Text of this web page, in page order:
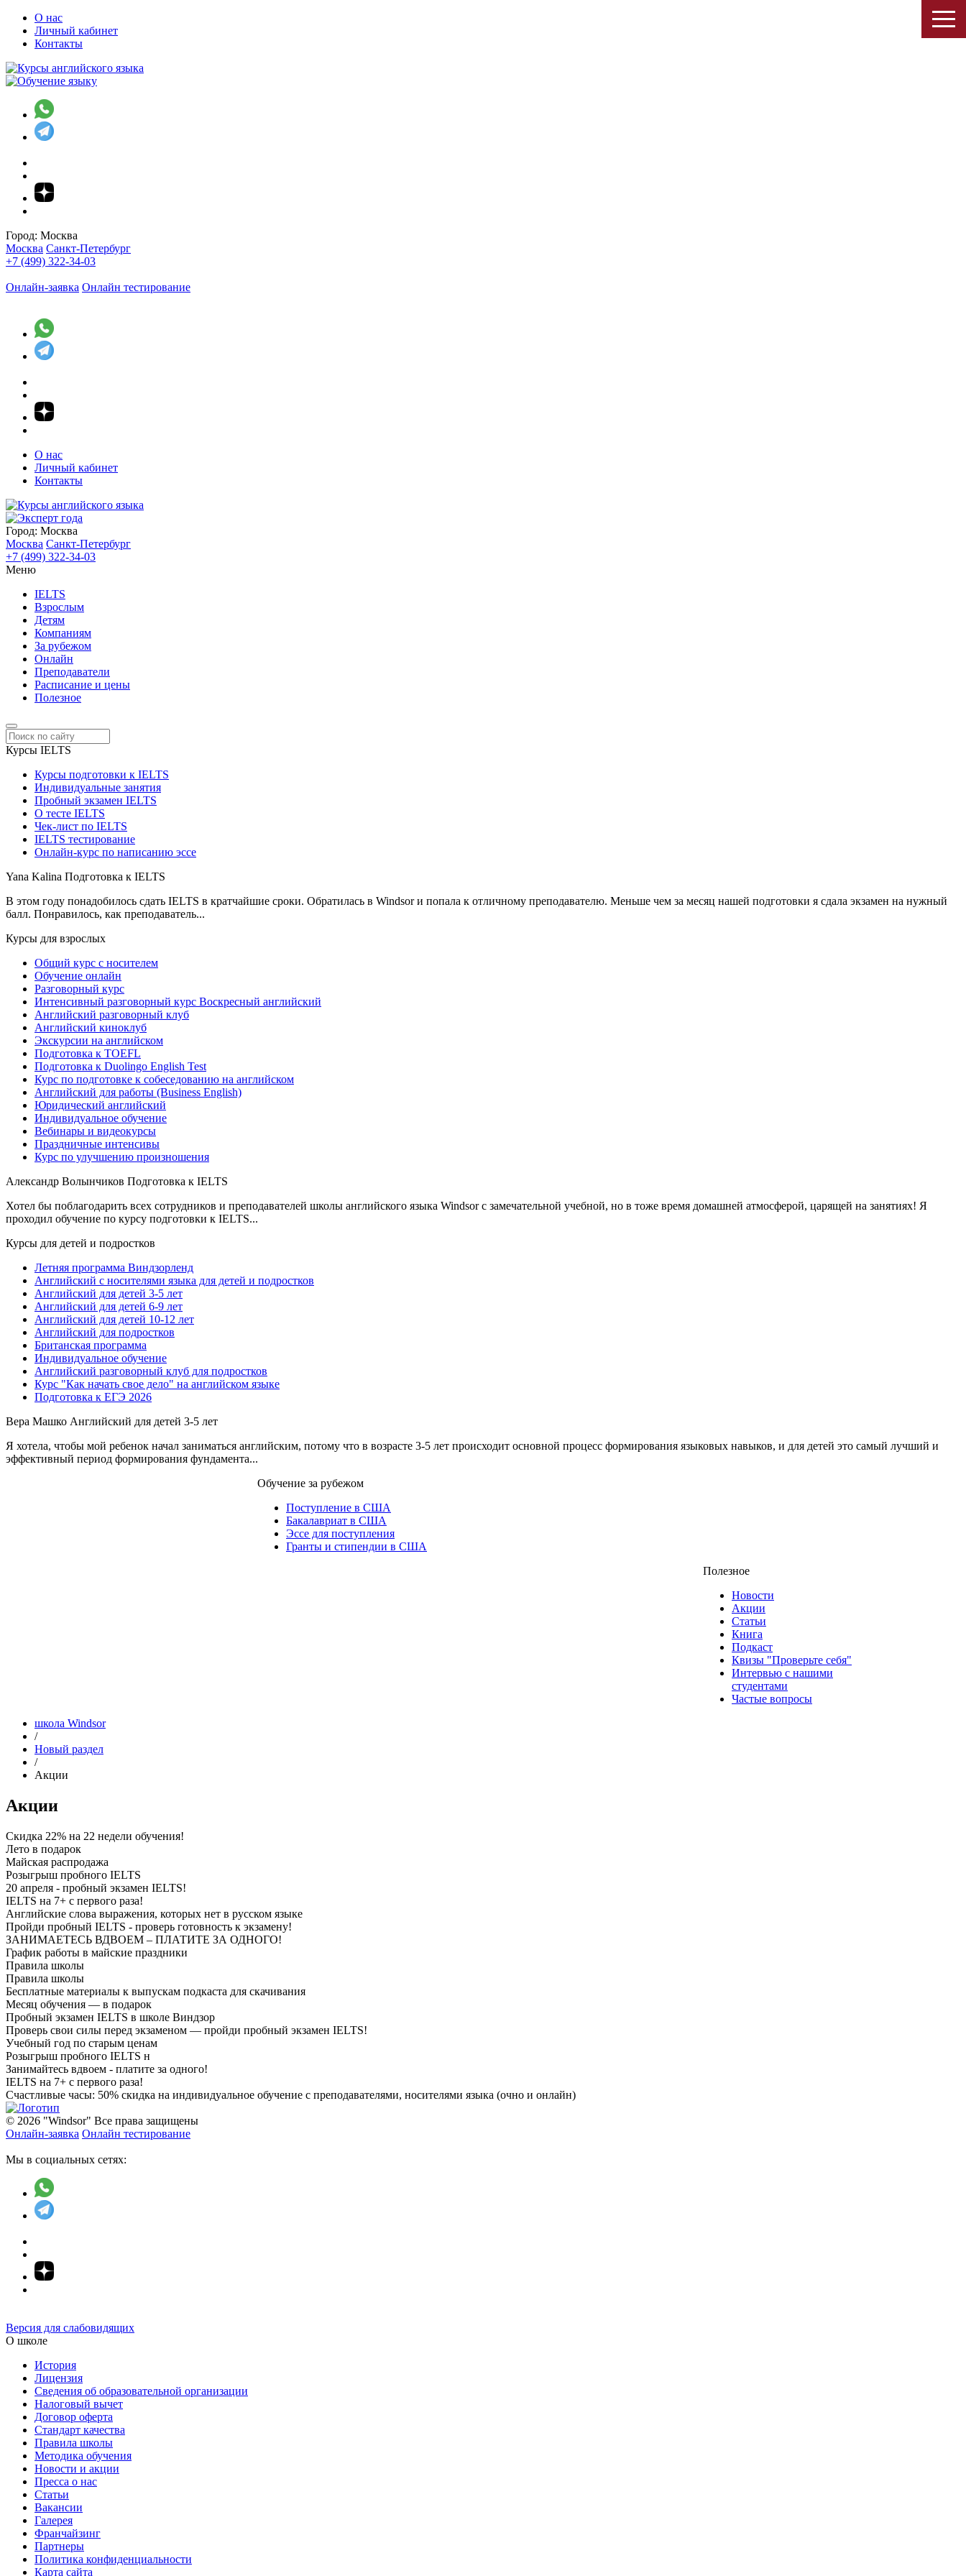
О нас
Личный кабинет
Контакты
Город: Москва
Москва Санкт-Петербург
+7 (499) 322-34-03
Онлайн-заявка Онлайн тестирование
О нас
Личный кабинет
Контакты
Город: Москва
Москва Санкт-Петербург
+7 (499) 322-34-03
Меню
IELTS
Взрослым
Детям
Компаниям
За рубежом
Онлайн
Преподаватели
Расписание и цены
Полезное
Курсы IELTS
Курсы подготовки к IELTS
Индивидуальные занятия
Пробный экзамен IELTS
О тесте IELTS
Чек-лист по IELTS
IELTS тестирование
Онлайн-курс по написанию эссе
Yana Kalina Подготовка к IELTS
В этом году понадобилось сдать IELTS в кратчайшие сроки. Обратилась в Windsor и попала к отличному преподавателю. Меньше чем за месяц нашей подготовки я сдала экзамен на нужный
балл. Понравилось, как преподаватель...
Курсы для взрослых
Общий курс с носителем
Обучение онлайн
Разговорный курс
Интенсивный разговорный курс Воскресный английский
Английский разговорный клуб
Английский киноклуб
Экскурсии на английском
Подготовка к TOEFL
Подготовка к Duolingo English Test
Курс по подготовке к собеседованию на английском
Английский для работы (Business English)
Юридический английский
Индивидуальное обучение
Вебинары и видеокурсы
Праздничные интенсивы
Курс по улучшению произношения
Александр Волынчиков Подготовка к IELTS
Хотел бы поблагодарить всех сотрудников и преподавателей школы английского языка Windsor с замечательной учебной, но в тоже время домашней атмосферой, царящей на занятиях! Я
проходил обучение по курсу подготовки к IELTS...
Курсы для детей и подростков
Летняя программа Виндзорленд
Английский с носителями языка для детей и подростков
Английский для детей 3-5 лет
Английский для детей 6-9 лет
Английский для детей 10-12 лет
Английский для подростков
Британская программа
Индивидуальное обучение
Английский разговорный клуб для подростков
Курс "Как начать свое дело" на английском языке
Подготовка к ЕГЭ 2026
Вера Машко Английский для детей 3-5 лет
Я хотела, чтобы мой ребенок начал заниматься английским, потому что в возрасте 3-5 лет происходит основной процесс формирования языковых навыков, и для детей это самый лучший и
эффективный период формирования фундамента...
Обучение за рубежом
Поступление в США
Бакалавриат в США
Эссе для поступления
Гранты и стипендии в США
Полезное
Новости
Акции
Статьи
Книга
Подкаст
Квизы "Проверьте себя"
Интервью с нашими
студентами
Частые вопросы
школа Windsor
/
Новый раздел
/
Акции
Акции
Скидка 22% на 22 недели обучения!
Лето в подарок
Майская распродажа
Розыгрыш пробного IELTS
20 апреля - пробный экзамен IELTS!
IELTS на 7+ с первого раза!
Английские слова выражения, которых нет в русском языке
Пройди пробный IELTS - проверь готовность к экзамену!
ЗАНИМАЕТЕСЬ ВДВОЕМ – ПЛАТИТЕ ЗА ОДНОГО!
График работы в майские праздники
Правила школы
Правила школы
Бесплатные материалы к выпускам подкаста для скачивания
Месяц обучения — в подарок
Пробный экзамен IELTS в школе Виндзор
Проверь свои силы перед экзаменом — пройди пробный экзамен IELTS!
Учебный год по старым ценам
Розыгрыш пробного IELTS н
Занимайтесь вдвоем - платите за одного!
IELTS на 7+ с первого раза!
Счастливые часы: 50% скидка на индивидуальное обучение с преподавателями, носителями языка (очно и онлайн)
© 2026 "Windsor" Все права защищены
Онлайн-заявка Онлайн тестирование
Мы в социальных сетях:
Версия для слабовидящих
О школе
История
Лицензия
Сведения об образовательной организации
Налоговый вычет
Договор оферта
Стандарт качества
Правила школы
Методика обучения
Новости и акции
Пресса о нас
Статьи
Вакансии
Галерея
Франчайзинг
Партнеры
Политика конфиденциальности
Карта сайта